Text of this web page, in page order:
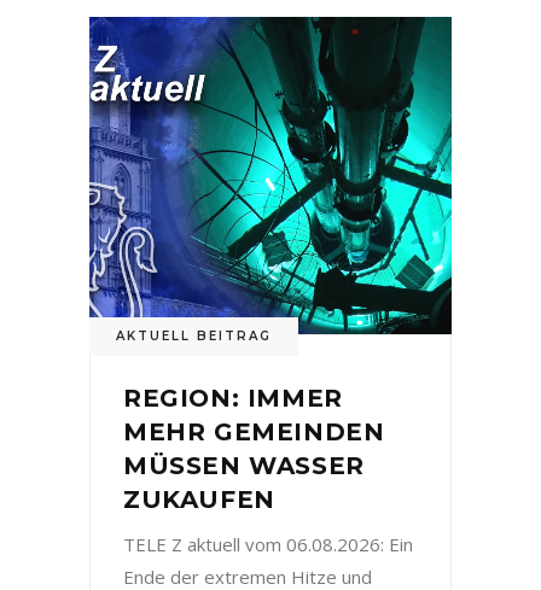
AKTUELL BEITRAG
REGION: IMMER
MEHR GEMEINDEN
MÜSSEN WASSER
ZUKAUFEN
TELE Z aktuell vom 06.08.2026: Ein
Ende der extremen Hitze und